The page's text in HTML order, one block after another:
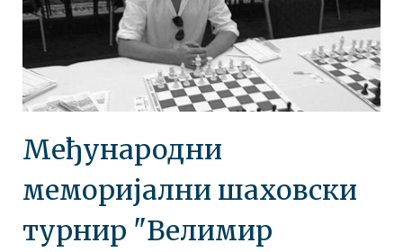
Међународни
меморијални шаховски
турнир "Велимир